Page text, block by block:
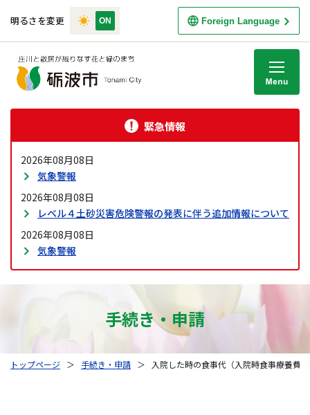
明るさを変更 Foreign Language
緊急情報
2026年08月08日
気象警報
2026年08月08日
レベル４土砂災害危険警報の発表に伴う追加情報について
2026年08月08日
気象警報
手続き・申請
トップページ ＞ 手続き・申請 ＞ 入院した時の食事代（入院時食事療養費